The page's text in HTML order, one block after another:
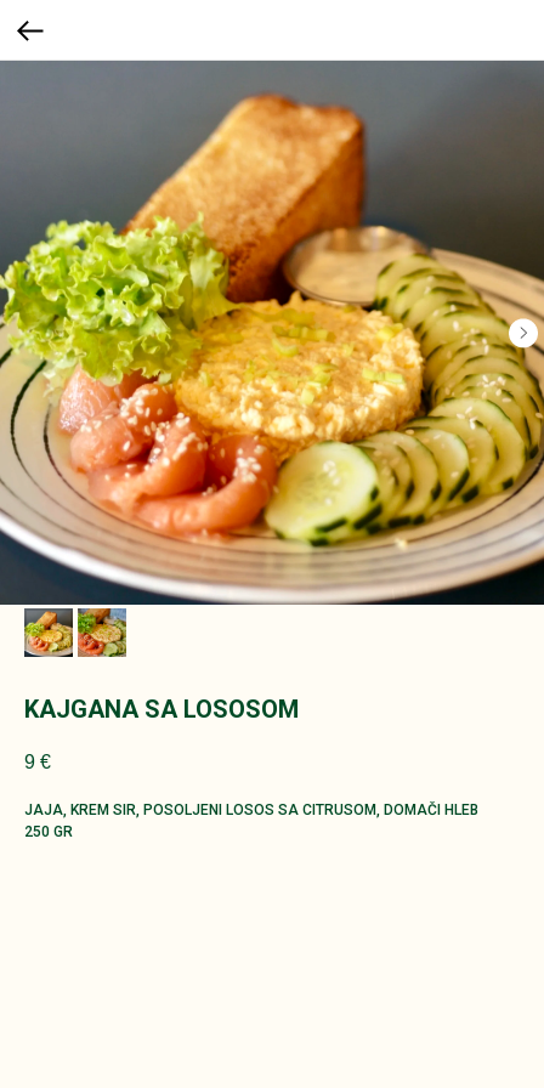
KAJGANA SA LOSOSOM
9 €
JAJA, KREM SIR, POSOLJENI LOSOS SA CITRUSOM, DOMAČI HLEB
250 GR